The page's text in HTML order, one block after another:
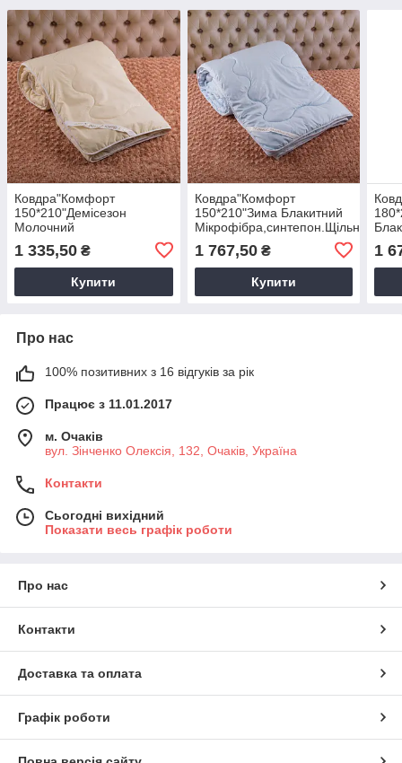
Ковдра"Комфорт
150*210"Демісезон
Молочний
Мікрофібра,синтепон.Щільність
300 г/м2 арт.27081894
150*210 см.(р)
1 335,50 ₴
Купити
Ковдра"Комфорт
150*210"Зима Блакитний
Мікрофібра,синтепон.Щільність
150*210 см.(р)
1 767,50₴
Купити
300
1
Про нас
100% позитивних з 16 відгуків за рік
Працює з 11.01.2017
м. Очаків
вул. Зінченко Олексія, 132, Очаків, Україна
Контакти
Сьогодні вихідний
Показати весь графік роботи
Про нас
Контакти
Доставка та оплата
Графік роботи